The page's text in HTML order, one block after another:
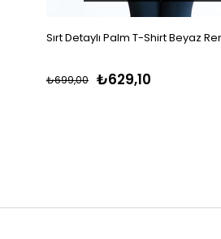
Sırt Detaylı Palm T-Shirt Beyaz
₺629,10
₺699,00